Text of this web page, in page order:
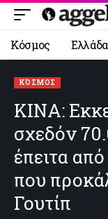
Κόσμος Ελλάδα
ΚΌΣΜΟΣ
KINA:
σχεδόν
έπειτα
που
Γουτίπ